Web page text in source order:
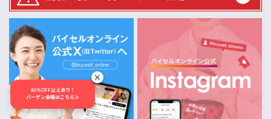
80%OFF以上あり！
バーゲン会場はこちら≫